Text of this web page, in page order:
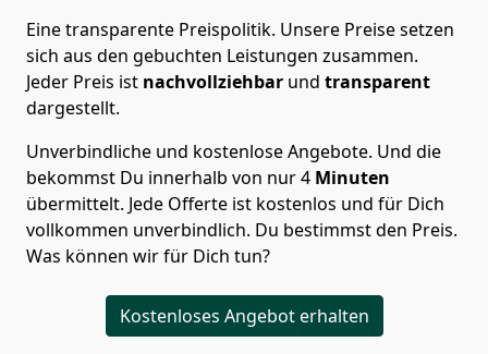
Eine transparente Preispolitik. Unsere Preise setzen
sich aus den gebuchten Leistungen zusammen.
Jeder Preis ist nachvollziehbar und transparent
dargestellt.
Unverbindliche und kostenlose Angebote. Und die
bekommst Du innerhalb von nur4 Minuten
übermittelt. Jede Offerte ist kostenlos und für Dich
vollkommen unverbindlich. Du bestimmst den Preis.
Was können wir für Dich tun?
Kostenloses Angebot erhalten